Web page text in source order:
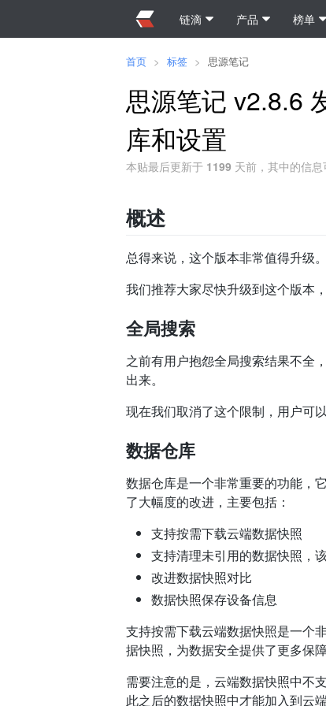
链滴 产品 榜单
首页 > 标签 > 思源笔记
思源笔记 v2.8.6
库和设置
本贴最后更新于 1199 天前，其中的信
概述
总得来说，这个版本非常值得升级。
我们推荐大家尽快升级到这个版本
全局搜索
之前有用户抱怨全局搜索结果不全
出来。
现在我们取消了这个限制，用户可
数据仓库
数据仓库是一个非常重要的功能，
了大幅度的改进，主要包括：
支持按需下载云端数据快照
支持清理未引用的数据快照，
改进数据快照对比
数据快照保存设备信息
支持按需下载云端数据快照是一个
据快照，为数据安全提供了更多保障
需要注意的是，云端数据快照中不
此之后的数据快照中才能加入到云